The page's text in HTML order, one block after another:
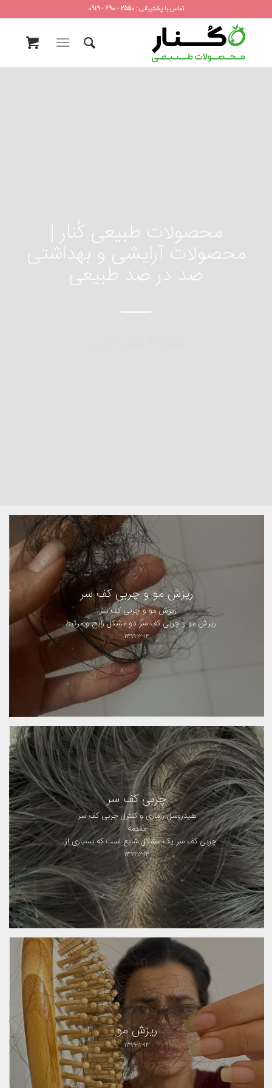
تماس با پشتیبانی : 2550 - 690 - 0919
محصولات طبیعی کُنار |
محصولات آرایشی و بهداشتی
صد در صد طبیعی
ریزش مو و چربی کف سر
ریزش مو و چربی کف سر
ریزش مو و چربی کف سر دو مشکل رایج و مرتبط…
۱۳۹۹-۱۲-۱۳
چربی کف سر
هیدروسل رزماری و کنترل چربی کف سر
مقدمه
چربی کف سر یک مشکل شایع است که بسیاری از…
۱۳۹۹-۱۲-۱۳
ریزش مو
۱۳۹۹-۱۲-۱۳